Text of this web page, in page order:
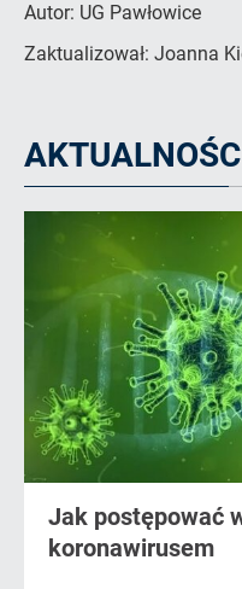
Autor: UG Pawłowice
Zaktualizował: Joanna
Jak postępować
koronawirusem